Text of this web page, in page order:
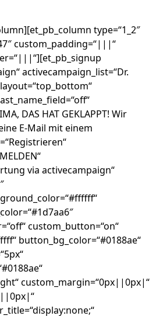
type=“1_2″
custom_padding=“|||“
activecampaign_list=“Dr.
DAS HAT GEKLAPPT! Wir
E-Mail mit einem
via activecampaign“
custom_button=“on“
button_bg_color=“#0188ae“
custom_margin=“0px||0px|“